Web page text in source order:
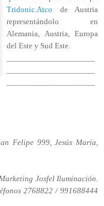
Tridonic.Atco de Austria
representándolo en
Alemania, Austria, Europa
del Este y Sud Este.
Felipe 999, Jesús María,
Josfel Iluminación.
2768822 / 991688444